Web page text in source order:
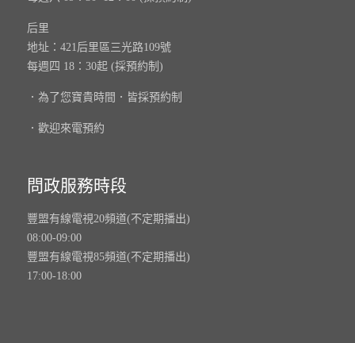
后里
地址：421后里區三光路109號
每週四 18：30起 (採預約制)
．為了您寶貴時間．皆採預約制
．歡迎來電預約
問政服務時段
豐盟有線電視20頻道(不定期播出)
08:00-09:00
豐盟有線電視85頻道(不定期播出)
17:00-18:00